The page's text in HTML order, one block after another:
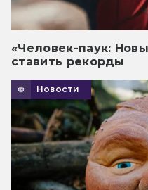
«Человек-паук:
ставить рекорды
Новости